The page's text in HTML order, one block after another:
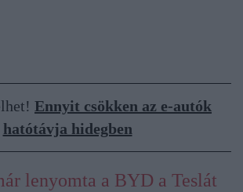
Ennyit csökken az e-autók
hatótávja hidegben
lenyomta a BYD a Teslát